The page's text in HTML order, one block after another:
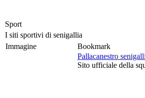
Sport
I siti sportivi di senigallia
Immagine
Bookmark
Pallacanestro
Sito ufficiale della